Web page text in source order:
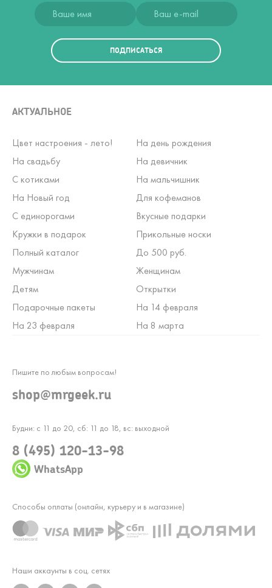
ПОДПИСАТЬСЯ
АКТУАЛЬНОЕ
Цвет настроения - лето!
На день рождения
На свадьбу
На девичник
С котиками
На мальчишник
На Новый год
Для кофеманов
С единорогами
Вкусные подарки
Кружки в подарок
Прикольные носки
Полный каталог
До 500 руб.
Мужчинам
Женщинам
Детям
Открытки
Подарочные пакеты
На 14 февраля
На 23 февраля
На 8 марта
Будни: с 11 до 20, сб: 11 до 18, вс: выходной
8 (495) 120-13-98
WhatsApp
Пишите по любым вопросам!
shop@mrgeek.ru
Наши аккаунты в соц. сетях
Способы оплаты (онлайн, курьеру и в магазине)